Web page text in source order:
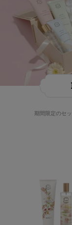
ボディ＆ハンドケア
ヘアケア
フェイシャル
サマーセール
期間限定のセ